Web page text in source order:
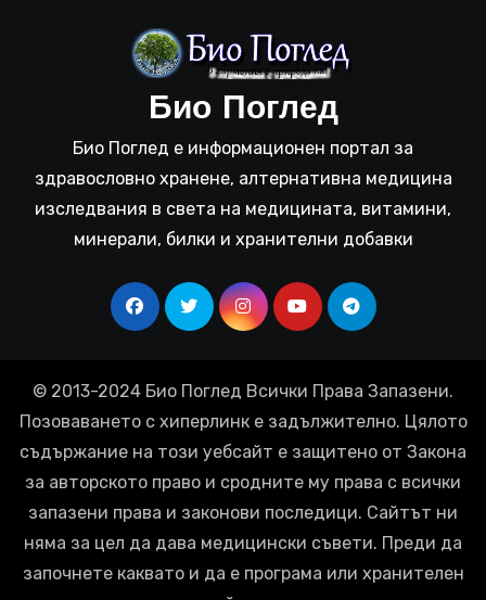
Био Поглед
Био Поглед е информационен портал за
здравословно хранене, алтернативна медицина
изследвания в света на медицината, витамини,
минерали, билки и хранителни добавки
© 2013-2024 Био Поглед Всички Права Запазени.
Позоваването с хиперлинк е задължително. Цялото
съдържание на този уебсайт е защитено от Закона
за авторското право и сродните му права с всички
запазени права и законови последици. Сайтът ни
няма за цел да дава медицински съвети. Преди да
започнете каквато и да е програма или хранителен